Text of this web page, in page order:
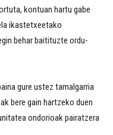
kontuan hartu gabe
ikastetxeetako
behar baitituzte ordu-
gure ustez tamalgarria
bere gain hartzeko duen
ondorioak pairatzera